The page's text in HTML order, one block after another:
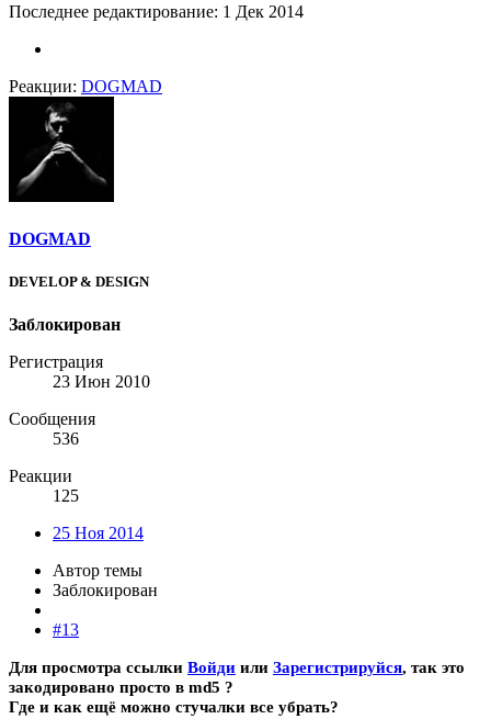
Последнее редактирование: 1 Дек 2014
Реакции: DOGMAD
DOGMAD
DEVELOP & DESIGN
Заблокирован
Регистрация
23 Июн 2010
Сообщения
536
Реакции
125
25 Ноя 2014
Автор темы
Заблокирован
#13
Для просмотра ссылки Войди или Зарегистрируйся, так это
закодировано просто в md5 ?
Где и как ещё можно стучалки все убрать?